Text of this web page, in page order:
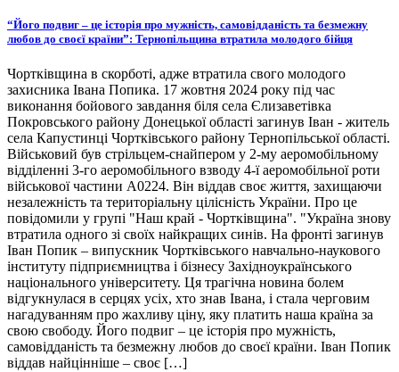
“Його подвиг – це історія про мужність, самовідданість та безмежну
любов до своєї країни”: Тернопільщина втратила молодого бійця
Чортківщина в скорботі, адже втратила свого молодого
захисника Івана Попика. 17 жовтня 2024 року під час
виконання бойового завдання біля села Єлизаветівка
Покровського району Донецької області загинув Іван - житель
села Капустинці Чортківського району Тернопільської області.
Військовий був стрільцем-снайпером у 2-му аеромобільному
відділенні 3-го аеромобільного взводу 4-ї аеромобільної роти
військової частини А0224. Він віддав своє життя, захищаючи
незалежність та територіальну цілісність України. Про це
повідомили у групі "Наш край - Чортківщина". "Україна знову
втратила одного зі своїх найкращих синів. На фронті загинув
Іван Попик – випускник Чортківського навчально-наукового
інституту підприємництва і бізнесу Західноукраїнського
національного університету. Ця трагічна новина болем
відгукнулася в серцях усіх, хто знав Івана, і стала черговим
нагадуванням про жахливу ціну, яку платить наша країна за
свою свободу. Його подвиг – це історія про мужність,
самовідданість та безмежну любов до своєї країни. Іван Попик
віддав найцінніше – своє […]